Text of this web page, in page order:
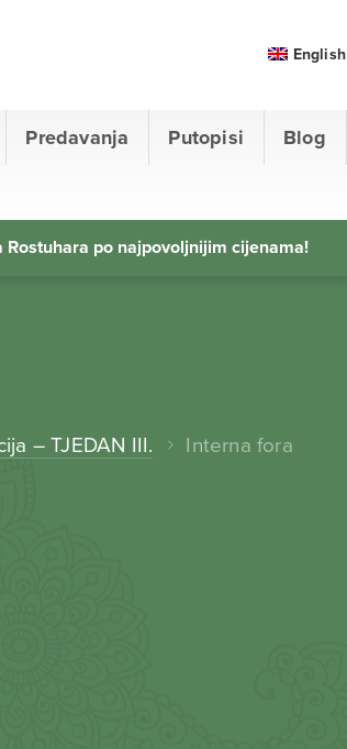
Predavanja Putopisi Blog
English
po najpovoljnijim cijenama!
– TJEDAN III. Interna fora